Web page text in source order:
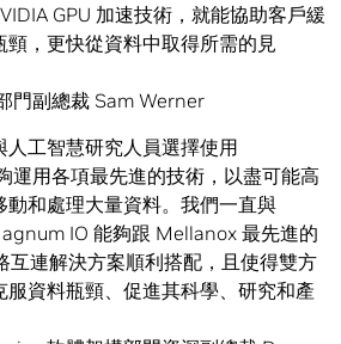
GPU 加速技術，就能協助客戶緩
，更快從資料中取得所需的見
門副總裁 Sam Werner
人工智慧研究人員選擇使用
運用各項最先進的技術，以盡可能高
動和處理大量資料。我們一直與
IO 能夠跟 Mellanox 最先進的
連解決方案順利搭配，且使得雙方
服資料瓶頸、促進其科學、研究和產